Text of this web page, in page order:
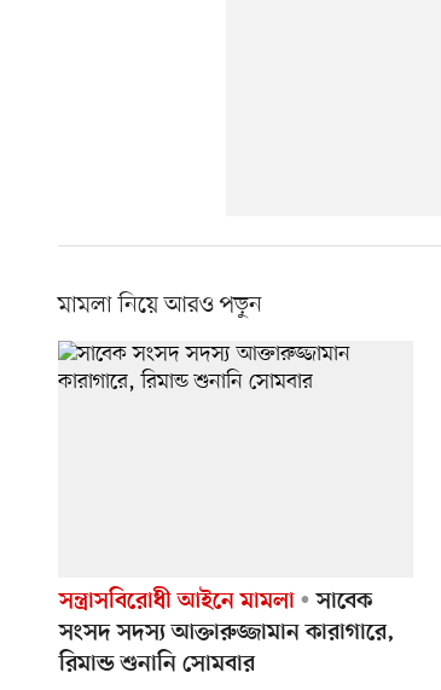
মামলা নিয়ে আরও পড়ুন
সন্ত্রাসবিরোধী আইনে মামলা
সাবেক
সংসদ সদস্য আক্তারুজ্জামান কারাগারে,
রিমান্ড শুনানি সোমবার